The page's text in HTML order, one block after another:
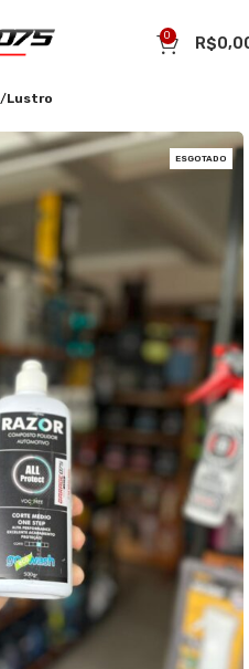
0 R$
Lustro
ESGOTADO